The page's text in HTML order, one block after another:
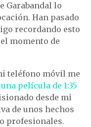
Garabandal lo
Han pasado
recordando esto
momento de
teléfono móvil me
película de 1:35
desde mi
de unos hechos
profesionales.